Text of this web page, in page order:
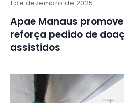
1 de dezembro de 2025
Apae Manaus
reforça pedido de
assistidos